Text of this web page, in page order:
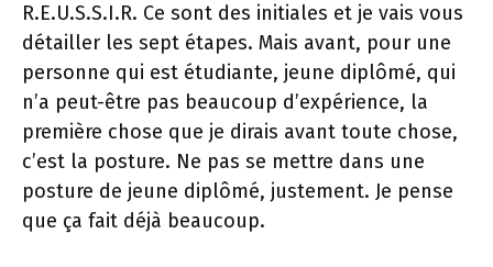
R.E.U.S.S.I.R. Ce sont des initiales et je vais vous
détailler les sept étapes. Mais avant, pour une
personne qui est étudiante, jeune diplômé, qui
n’a peut-être pas beaucoup d’expérience, la
première chose que je dirais avant toute chose,
c’est la posture. Ne pas se mettre dans une
posture de jeune diplômé, justement. Je pense
que ça fait déjà beaucoup.